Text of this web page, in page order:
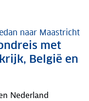
naar Maastricht
met
België en
Nederland